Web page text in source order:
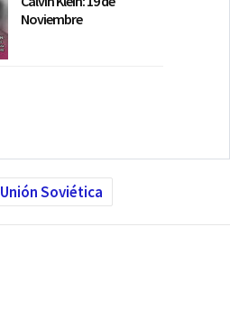
Noviembre
Unión Soviética